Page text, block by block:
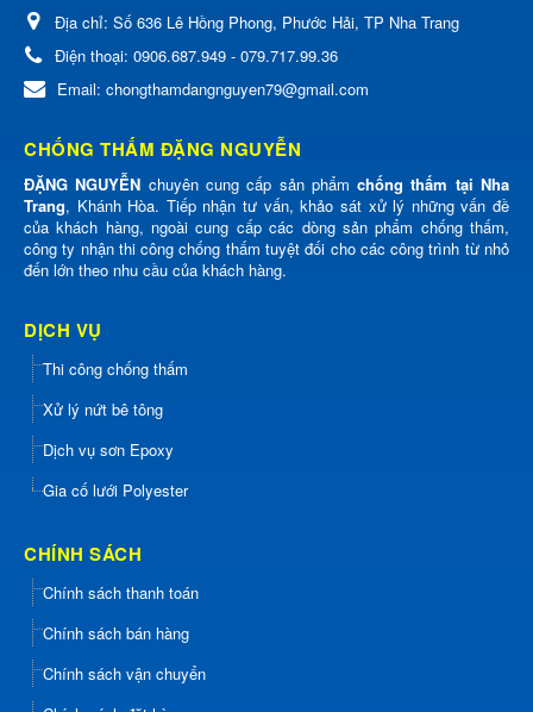
Địa chỉ: Số 636 Lê Hồng Phong, Phước Hải, TP Nha Trang
Điện thoại: 0906.687.949 - 079.717.99.36
Email: chongthamdangnguyen79@gmail.com
CHỐNG THẤM ĐẶNG NGUYỄN
ĐẶNG NGUYỄN chuyên cung cấp sản phẩmchống thấm tại Nha
Trang, Khánh Hòa. Tiếp nhận tư vấn, khảo sát xử lý những vấn đề
của khách hàng, ngoài cung cấp các dòng sản phẩm chống thấm,
công ty nhận thi công chống thấm tuyệt đối cho các công trình từ nhỏ
đến lớn theo nhu cầu của khách hàng.
DỊCH VỤ
Thi công chống thấm
Xử lý nứt bê tông
Dịch vụ sơn Epoxy
Gia cố lưới Polyester
CHÍNH SÁCH
Chính sách thanh toán
Chính sách bán hàng
Chính sách vận chuyển